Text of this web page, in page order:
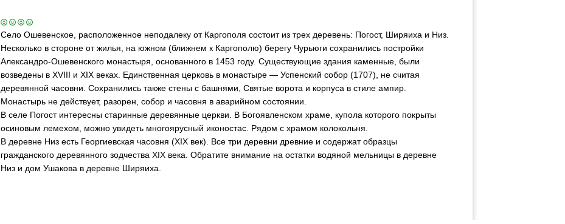
Село Ошевенское, расположенное неподалеку от Каргополя состоит из трех деревень: Погост, Ширяиха и Низ.
Несколько в стороне от жилья, на южном (ближнем к Каргополю) берегу Чурьюги сохранились постройки
Александро-Ошевенского монастыря, основанного в 1453 году. Существующие здания каменные, были
возведены в XVIII и XIX веках. Единственная церковь в монастыре — Успенский собор (1707), не считая
деревянной часовни. Сохранились также стены с башнями, Святые ворота и корпуса в стиле ампир.
Монастырь не действует, разорен, собор и часовня в аварийном состоянии.
В селе Погост интересны старинные деревянные церкви. В Богоявленском храме, купола которого покрыты
осиновым лемехом, можно увидеть многоярусный иконостас. Рядом с храмом колокольня.
В деревне Низ есть Георгиевская часовня (XIX век). Все три деревни древние и содержат образцы
гражданского деревянного зодчества XIX века. Обратите внимание на остатки водяной мельницы в деревне
Низ и дом Ушакова в деревне Ширяиха.